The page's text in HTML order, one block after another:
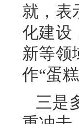
就，表
化建设
新等领
作“蛋
三是